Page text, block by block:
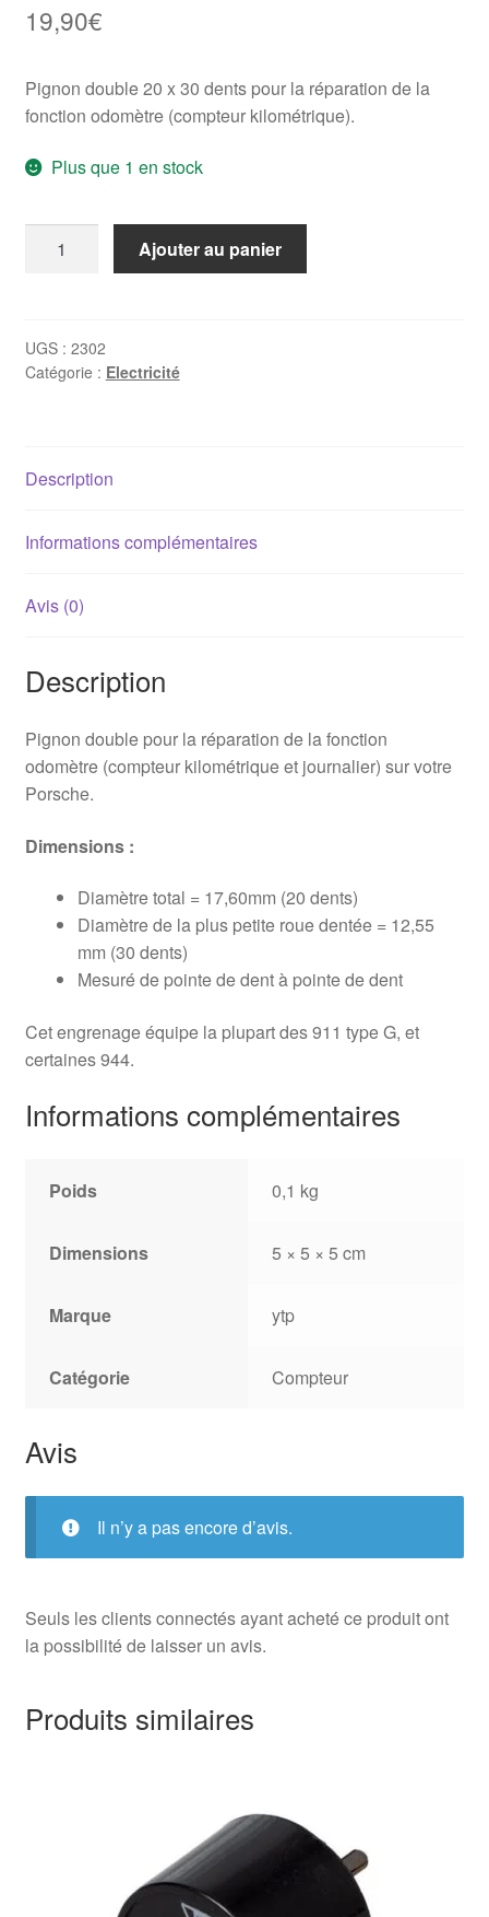
19,90€
Pignon double 20 x 30 dents pour la réparation de la
fonction odomètre (compteur kilométrique).
Plus que 1 en stock
pour
compteur
Ajouter au panier
UGS : 2302
Catégorie : Electricité
Description
Informations complémentaires
Avis (0)
Description
Pignon double pour la réparation de la fonction
odomètre (compteur kilométrique et journalier) sur votre
Porsche.
Dimensions :
Diamètre total = 17,60mm (20 dents)
Diamètre de la plus petite roue dentée = 12,55
mm (30 dents)
Mesuré de pointe de dent à pointe de dent
Cet engrenage équipe la plupart des 911 type G, et
certaines 944.
Informations complémentaires
Poids 0,1 kg
Dimensions 5 × 5 × 5 cm
Marque ytp
Catégorie Compteur
Avis
Il n’y a pas encore d’avis.
Seuls les clients connectés ayant acheté ce produit ont
la possibilité de laisser un avis.
Produits similaires